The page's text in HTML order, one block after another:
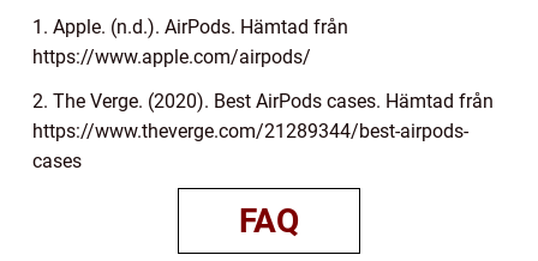
1. Apple. (n.d.). AirPods. Hämtad från
https://www.apple.com/airpods/
2. The Verge. (2020). Best AirPods cases. Hämtad från
https://www.theverge.com/21289344/best-airpods-
cases
FAQ